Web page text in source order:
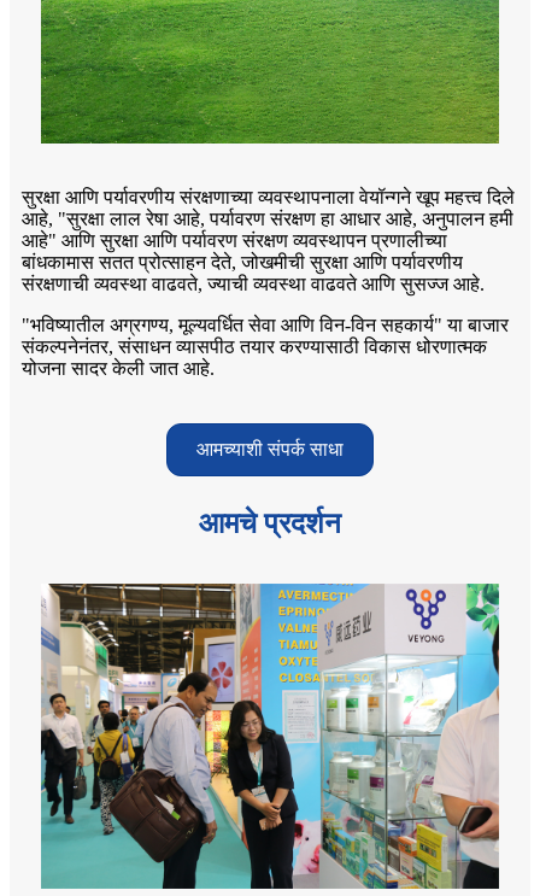
सुरक्षा आणि पर्यावरणीय संरक्षणाच्या व्यवस्थापनाला वेयॉन्गने खूप महत्त्व दिले
आहे, "सुरक्षा लाल रेषा आहे, पर्यावरण संरक्षण हा आधार आहे, अनुपालन हमी
आहे" आणि सुरक्षा आणि पर्यावरण संरक्षण व्यवस्थापन प्रणालीच्या
बांधकामास सतत प्रोत्साहन देते, जोखमीची सुरक्षा आणि पर्यावरणीय
संरक्षणाची व्यवस्था वाढवते, ज्याची व्यवस्था वाढवते आणि सुसज्ज आहे.
"भविष्यातील अग्रगण्य, मूल्यवर्धित सेवा आणि विन-विन सहकार्य" या बाजार
संकल्पनेनंतर, संसाधन व्यासपीठ तयार करण्यासाठी विकास धोरणात्मक
योजना सादर केली जात आहे.
आमच्याशी संपर्क साधा
आमचे प्रदर्शन